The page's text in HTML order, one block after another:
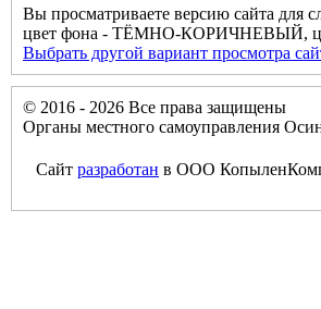
Вы просматриваете версию сайта для
цвет фона - ТЁМНО-КОРИЧНЕВЫЙ,
Выбрать другой вариант просмотра
© 2016 - 2026 Все права защищены
Органы местного самоуправления
Сайт разработан в ООО